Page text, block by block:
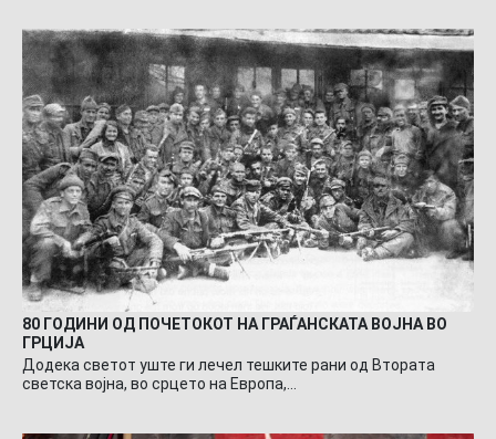
80 ГОДИНИ ОД ПОЧЕТОКОТ НА ГРАЃАНСКАТА ВОЈНА ВО
ГРЦИЈА
Додека светот уште ги лечел тешките рани од Втората
светска војна, во срцето на Европа,…